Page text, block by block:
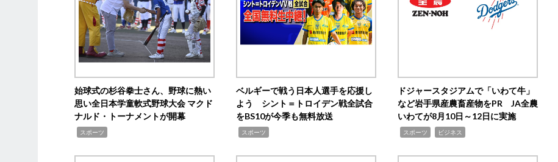
始球式の杉谷拳士さん、野球に熱い
思い全日本学童軟式野球大会 マクド
ナルド・トーナメントが開幕
スポーツ
ベルギーで戦う日本人選手を応援し
よう シント＝トロイデン戦全試合
をBS10が今季も無料放送
スポーツ
ドジャースタジアムで「いわて牛」
など岩手県産農畜産物をPR JA全農
いわてが8月10日～12日に実施
スポーツ ビジネス